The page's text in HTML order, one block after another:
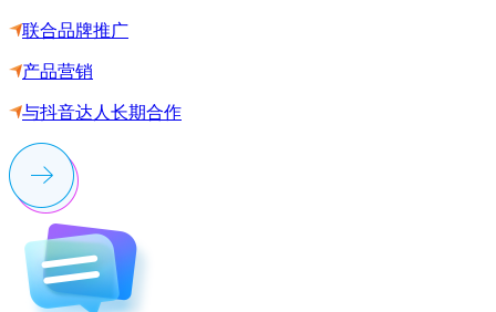
联合品牌推广
产品营销
与抖音达人长期合作